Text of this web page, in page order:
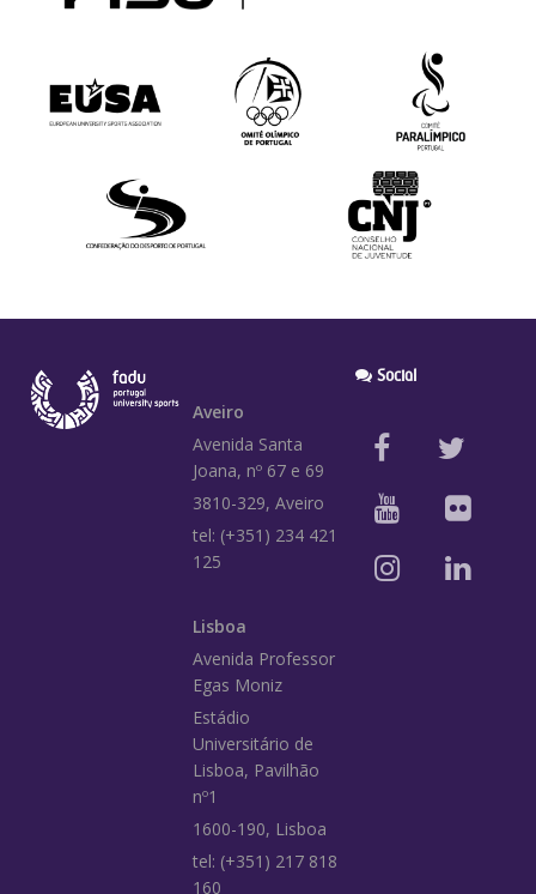
Aveiro
Avenida Santa
Joana, nº 67 e 69
3810-329, Aveiro
tel: (+351) 234 421
125
Lisboa
Avenida Professor
Egas Moniz
Estádio
Universitário de
Lisboa, Pavilhão
nº1
1600-190, Lisboa
tel: (+351) 217 818
160
Social